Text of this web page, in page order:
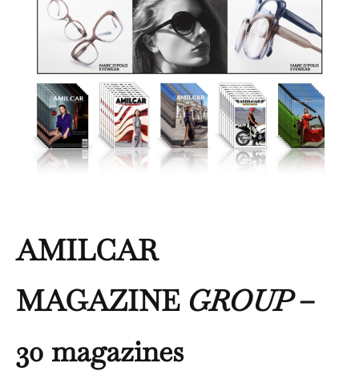
AMILCAR
MAGAZINE GROUP–
30 magazines